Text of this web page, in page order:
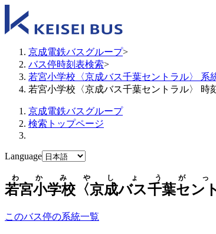
京成電鉄バスグループ>
バス停時刻表検索>
若宮小学校〈京成バス千葉セントラル〉 系
若宮小学校〈京成バス千葉セントラル〉 時
京成電鉄バスグループ
検索トップページ
Language
若宮小学校〈京成バス千葉セン
わかみやしょうがっ
このバス停の系統一覧